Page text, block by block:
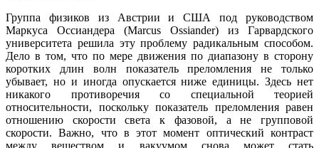
Группа физиков из Австрии и США под руководством
Маркуса Оссиандера (Marcus Ossiander) из Гарвардского
университета решила эту проблему радикальным способом.
Дело в том, что по мере движения по диапазону в сторону
коротких длин волн показатель преломления не только
убывает, но и иногда опускается ниже единицы. Здесь нет
никакого противоречия со специальной теорией
относительности, поскольку показатель преломления равен
отношению скорости света к фазовой, а не групповой
скорости. Важно, что в этот момент оптический контраст
между веществом и вакуумом снова может стать